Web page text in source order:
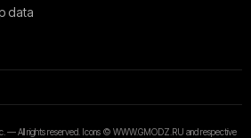
data
All rights reserved. Icons © WWW.GMODZ.RU and respective